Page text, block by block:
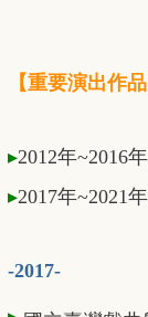
【重要演出作品
▸2012年~2016
▸2017年~2021
-2017-